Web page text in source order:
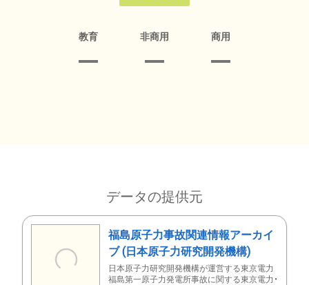
教育 非商用 商用
データの提供元
福島原子力事故関連情報アーカイ
ブ (日本原子力研究開発機構)
日本原子力研究開発機構が運営する東京電力
福島第一原子力発電所事故に関する東京電力・